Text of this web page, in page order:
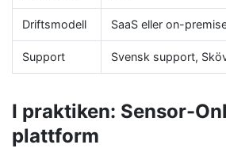
Driftsmodell SaaS eller on-
Support Svensk support,
I praktiken: Sensor-
plattform